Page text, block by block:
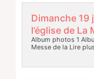
Dimanche 19
l’église de La
Album photos 1
Messe de laLire